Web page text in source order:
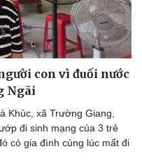
con vì đuối nước
Ngãi
Khúc, xã Trường Giang,
đi sinh mạng của 3 trẻ
có gia đình cùng lúc mất đi